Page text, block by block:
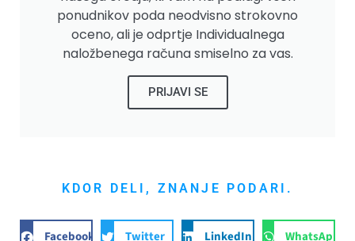
ponudnikov poda neodvisno strokovno
oceno, ali je odprtje Individualnega
naložbenega računa smiselno za vas.
PRIJAVI SE
KDOR DELI, ZNANJE PODARI.
Facebook Twitter LinkedIn WhatsApp